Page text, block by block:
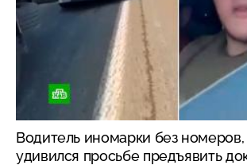
Водитель иномарки без
удивился просьбе предъявить